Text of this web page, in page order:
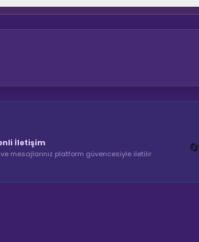
İletişim
ve mesajlarınız platform güvencesiyle iletilir 🔄